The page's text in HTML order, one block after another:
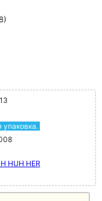
упаковка.
HUH HER